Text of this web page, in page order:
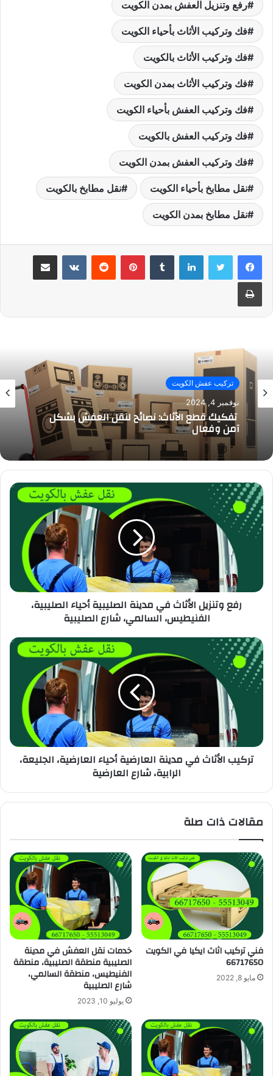
رفع وتنزيل العفش بمدن الكويت
فك وتركيب الأثاث بأحياء الكويت
فك وتركيب الأثاث بالكويت
فك وتركيب الأثاث بمدن الكويت
فك وتركيب العفش بأحياء الكويت
فك وتركيب العفش بالكويت
فك وتركيب العفش بمدن الكويت
نقل مطابخ بأحياء الكويت نقل مطابخ بالكويت
نقل مطابخ بمدن الكويت
لينكدإن بينتيريست مشاركة عبر البريد
طباعة
تركيب عفش الكويت
نوفمبر 4, 2024
تفكيك قطع الأثاث: نصائح لنقل العفش بشكل
آمن وفعال
رفع وتنزيل الأثاث في مدينة الصليبية أحياء الصليبية،
الفنيطيس، السالمي، شارع الصليبية
تركيب الأثاث في مدينة العارضية أحياء العارضية، الجليعة،
الرابية، شارع العارضية
مقالات ذات صلة
فني تركيب اثاث ايكيا في الكويت
66717650
مايو 8, 2022
خدمات نقل العفش في مدينة
الصليبية منطقة الصليبية، منطقة
الفنيطيس، منطقة السالمي،
شارع الصليبية
يوليو 10, 2023